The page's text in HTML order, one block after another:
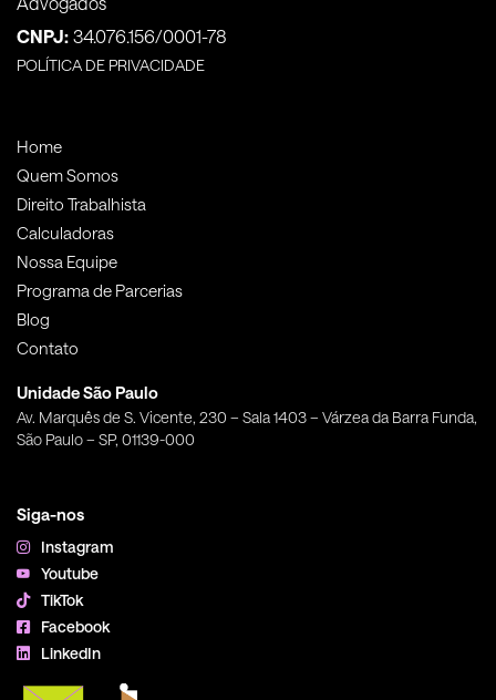
CNPJ: 34.076.156/0001-78
POLÍTICA DE PRIVACIDADE
Home
Quem Somos
Direito Trabalhista
Calculadoras
Nossa Equipe
Programa de Parcerias
Blog
Contato
Unidade São Paulo
Av. Marquês de S. Vicente, 230 – Sala 1403 – Várzea da Barra Funda,
São Paulo – SP, 01139-000
Siga-nos
Instagram
Youtube
TikTok
Facebook
LinkedIn